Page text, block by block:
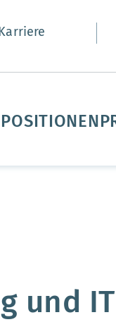
POSITIONEN
und IT